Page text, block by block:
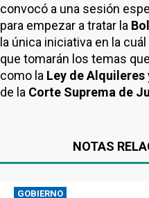
convocó a una sesión
para empezar a tratar la
la única iniciativa en la
que tomarán los temas
como la Ley de Alquileres
de la Corte Suprema de
NOTAS
GOBIERNO